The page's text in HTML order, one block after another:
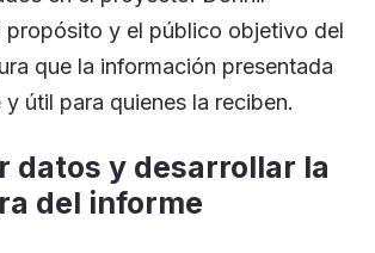
propósito y el público objetivo del
que la información presentada
útil para quienes la reciben.
datos y desarrollar la
del informe